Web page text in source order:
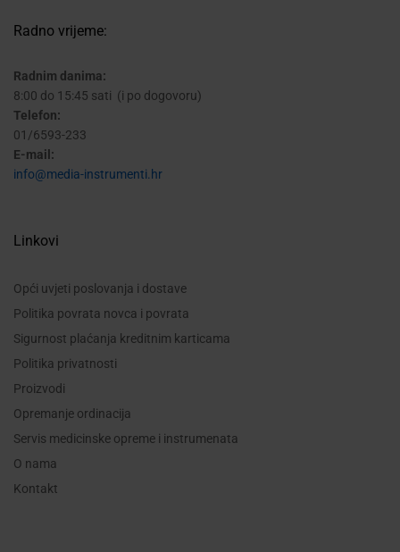
Radno vrijeme:
Radnim danima:
8:00 do 15:45 sati (i po dogovoru)
Telefon:
01/6593-233
E-mail:
info@media-instrumenti.hr
Linkovi
Opći uvjeti poslovanja i dostave
Politika povrata novca i povrata
Sigurnost plaćanja kreditnim karticama
Politika privatnosti
Proizvodi
Opremanje ordinacija
Servis medicinske opreme i instrumenata
O nama
Kontakt